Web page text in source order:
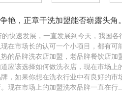
艳，正章干洗加盟能否崭露头角。
快速发展，一直发展到今天，我国各
在市场长的认可一个小项目，都有可
的品牌洗衣店加盟，老品牌餐饮店加
应该选择如何做洗衣店，现在市场上
，如果你想在洗衣行业中有良好的市
现在市场上的加盟洗衣品牌一直在行...